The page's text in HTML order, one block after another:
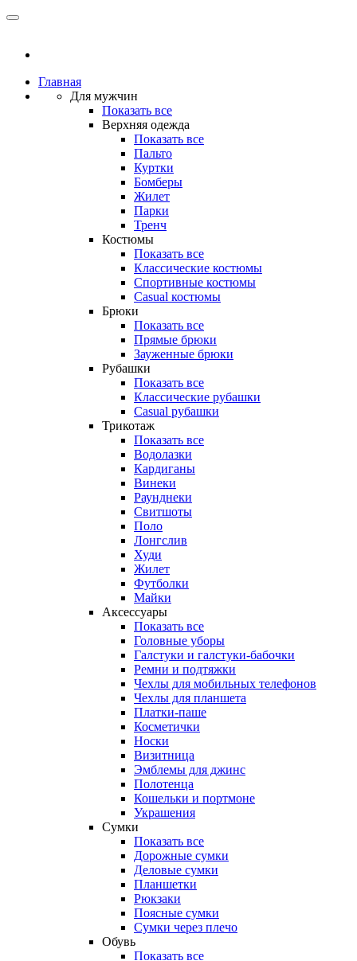
Главная
Для мужчин
Показать все
Верхняя одежда
Показать все
Пальто
Куртки
Бомберы
Жилет
Парки
Тренч
Костюмы
Показать все
Классические костюмы
Спортивные костюмы
Casual костюмы
Брюки
Показать все
Прямые брюки
Зауженные брюки
Рубашки
Показать все
Классические рубашки
Casual рубашки
Трикотаж
Показать все
Водолазки
Кардиганы
Винеки
Раунднеки
Свитшоты
Поло
Лонгслив
Худи
Жилет
Футболки
Майки
Аксессуары
Показать все
Головные уборы
Галстуки и галстуки-бабочки
Ремни и подтяжки
Чехлы для мобильных телефонов
Чехлы для планшета
Платки-паше
Косметички
Носки
Визитница
Эмблемы для джинс
Полотенца
Кошельки и портмоне
Украшения
Сумки
Показать все
Дорожные сумки
Деловые сумки
Планшетки
Рюкзаки
Поясные сумки
Сумки через плечо
Обувь
Показать все